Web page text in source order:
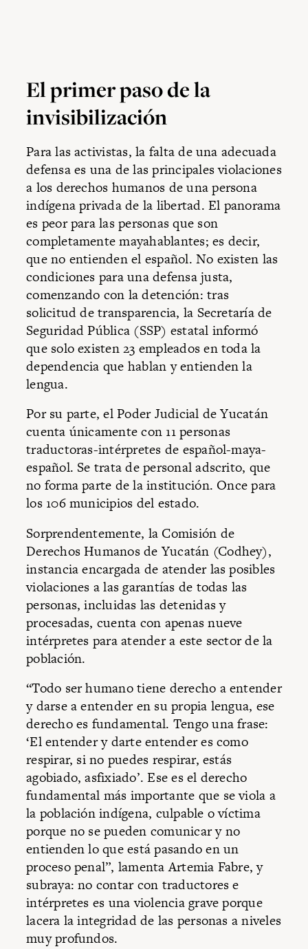
El primer paso de la
invisibilización
Para las activistas, la falta de una adecuada
defensa es una de las principales violaciones
a los derechos humanos de una persona
indígena privada de la libertad. El panorama
es peor para las personas que son
completamente mayahablantes; es decir,
que no entienden el español. No existen las
condiciones para una defensa justa,
comenzando con la detención: tras
solicitud de transparencia, la Secretaría de
Seguridad Pública (SSP) estatal informó
que solo existen 23 empleados en toda la
dependencia que hablan y entienden la
lengua.
Por su parte, el Poder Judicial de Yucatán
cuenta únicamente con 11 personas
traductoras-intérpretes de español-maya-
español. Se trata de personal adscrito, que
no forma parte de la institución. Once para
los 106 municipios del estado.
Sorprendentemente, la Comisión de
Derechos Humanos de Yucatán (Codhey),
instancia encargada de atender las posibles
violaciones a las garantías de todas las
personas, incluidas las detenidas y
procesadas, cuenta con apenas nueve
intérpretes para atender a este sector de la
población.
“Todo ser humano tiene derecho a entender
y darse a entender en su propia lengua, ese
derecho es fundamental. Tengo una frase:
‘El entender y darte entender es como
respirar, si no puedes respirar, estás
agobiado, asfixiado’. Ese es el derecho
fundamental más importante que se viola a
la población indígena, culpable o víctima
porque no se pueden comunicar y no
entienden lo que está pasando en un
proceso penal”, lamenta Artemia Fabre, y
subraya: no contar con traductores e
intérpretes es una violencia grave porque
lacera la integridad de las personas a niveles
muy profundos.